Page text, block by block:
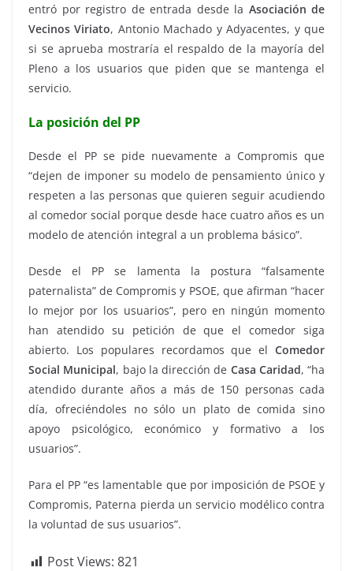
entró por registro de entrada desde la Asociación de
Vecinos Viriato, Antonio Machado y Adyacentes, y que
si se aprueba mostraría el respaldo de la mayoría del
Pleno a los usuarios que piden que se mantenga el
servicio.
La posición del PP
Desde el PP se pide nuevamente a Compromis que
“dejen de imponer su modelo de pensamiento único y
respeten a las personas que quieren seguir acudiendo
al comedor social porque desde hace cuatro años es un
modelo de atención integral a un problema básico”.
Desde el PP se lamenta la postura “falsamente
paternalista” de Compromis y PSOE, que afirman “hacer
lo mejor por los usuarios”, pero en ningún momento
han atendido su petición de que el comedor siga
abierto. Los populares recordamos que el Comedor
Social Municipal, bajo la dirección de Casa Caridad, “ha
atendido durante años a más de 150 personas cada
día, ofreciéndoles no sólo un plato de comida sino
apoyo psicológico, económico y formativo a los
usuarios”.
Para el PP “es lamentable que por imposición de PSOE y
Compromis, Paterna pierda un servicio modélico contra
la voluntad de sus usuarios”.
Post Views: 821